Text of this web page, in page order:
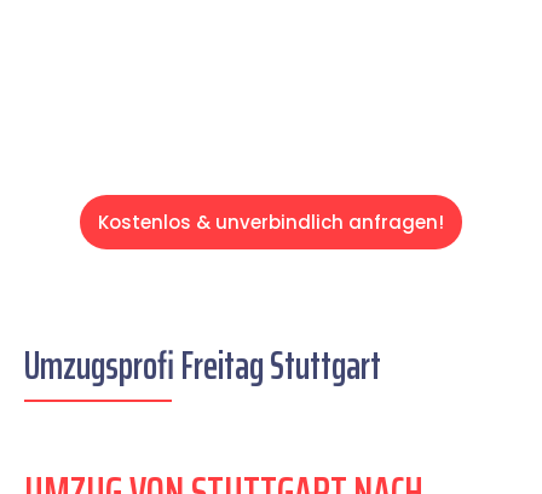
Kostenlos & unverbindlich anfragen!
Umzugsprofi Freitag Stuttgart